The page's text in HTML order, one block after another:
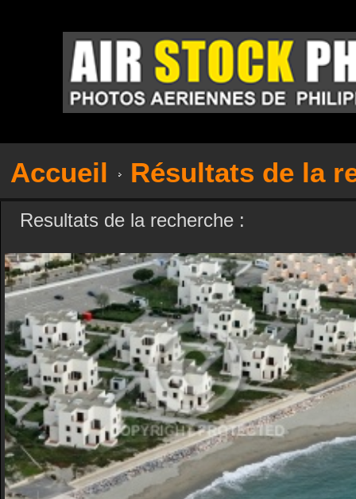
Accueil Résultats de la
Resultats de la recherche :